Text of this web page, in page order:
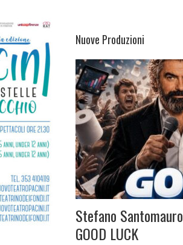
Nuove Produzioni
Stefano Santomauro
GOOD LUCK